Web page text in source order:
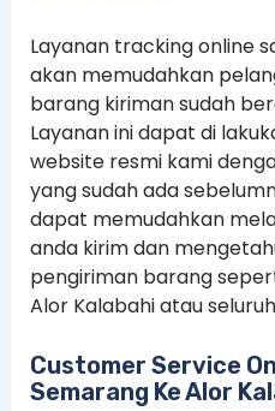
Layanan tracking online
akan memudahkan
barang kiriman sudah
Layanan ini dapat di
website resmi kami
yang sudah ada
dapat memudahkan
anda kirim dan
pengiriman barang
Alor Kalabahi atau
Customer Service
Semarang Ke Alor